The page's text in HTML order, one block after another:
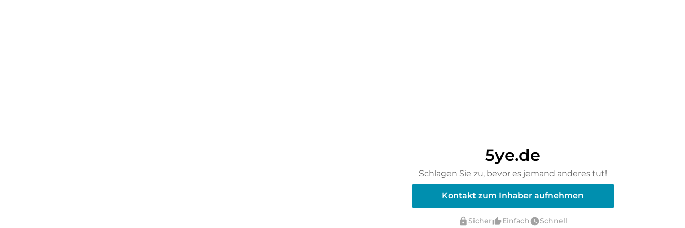
5ye.de
Schlagen Sie zu, bevor es jemand anderes tut!
Kontakt zum Inhaber aufnehmen
lock Sicherthumb_up_altEinfachwatch_laterSchnell